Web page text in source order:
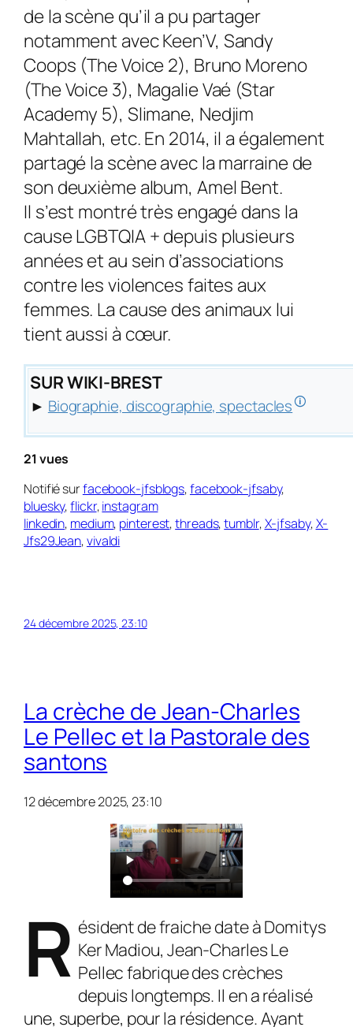
de la scène qu’il a pu partager
notamment avec Keen’V, Sandy
Coops (The Voice 2), Bruno Moreno
(The Voice 3), Magalie Vaé (Star
Academy 5), Slimane, Nedjim
Mahtallah, etc. En 2014, il a également
partagé la scène avec la marraine de
son deuxième album, Amel Bent.
Il s’est montré très engagé dans la
cause LGBTQIA + depuis plusieurs
années et au sein d’associations
contre les violences faites aux
femmes. La cause des animaux lui
tient aussi à cœur.
SUR WIKI-BREST
► Biographie, discographie, spectacles🛈
21 vues
Notifié surfacebook-jfsblogs,facebook-jfsaby,
bluesky,flickr,instagram
linkedin, medium, pinterest,threads,tumblr,X-jfsaby,X-
Jfs29Jean,vivaldi
24 décembre 2025, 23:10
La crèche de Jean-Charles
Le Pellec et la Pastorale des
santons
12 décembre 2025, 23:10
R ésident de fraiche date à Domitys
Ker Madiou, Jean-Charles Le
Pellec fabrique des crèches
depuis longtemps. Il en a réalisé
une, superbe, pour la résidence. Ayant